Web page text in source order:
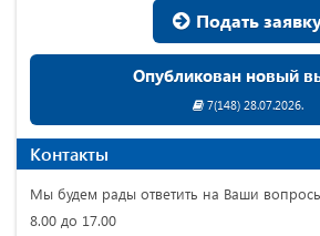
Подать
Опубликован новый
7(148) 28.07.2026.
Контакты
Мы будем рады ответить на Ваши
8.00 до 17.00